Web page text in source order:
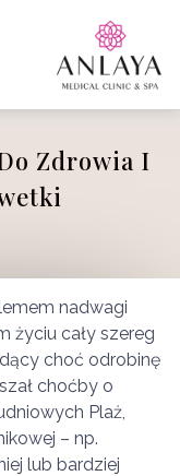
Zdrowia I
nadwagi
życiu cały szereg
choć odrobinę
choćby o
Plaż,
– np.
lub bardziej